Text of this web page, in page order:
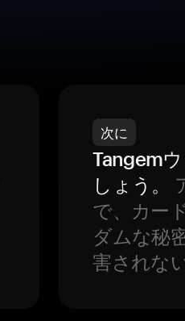
次に
Tangem
しょう。
で、カー
ダムな秘
害されな